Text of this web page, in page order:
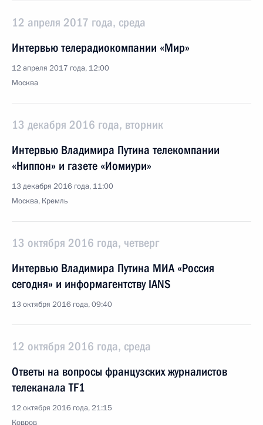
12 апреля 2017 года, среда
Интервью телерадиокомпании «Мир»
12 апреля 2017 года, 12:00
Москва
13 декабря 2016 года, вторник
Интервью Владимира Путина телекомпании
«Ниппон» и газете «Иомиури»
13 декабря 2016 года, 11:00
Москва, Кремль
13 октября 2016 года, четверг
Интервью Владимира Путина МИА «Россия
сегодня» и информагентству IANS
13 октября 2016 года, 09:40
12 октября 2016 года, среда
Ответы на вопросы французских журналистов
телеканала TF1
12 октября 2016 года, 21:15
Ковров